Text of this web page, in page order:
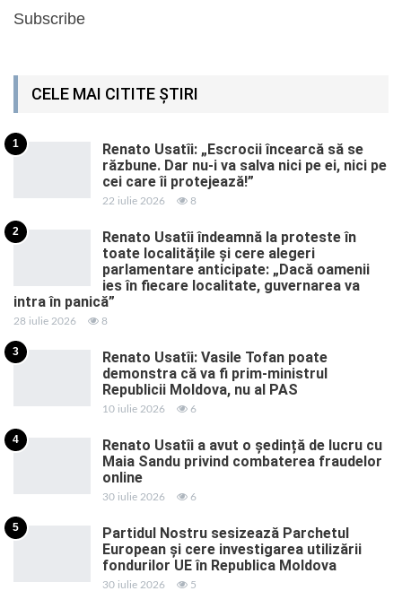
Subscribe
CELE MAI CITITE ȘTIRI
1
Renato Usatîi: „Escrocii încearcă să se
răzbune. Dar nu-i va salva nici pe ei, nici pe
cei care îi protejează!”
22 iulie 2026 8
2
Renato Usatîi îndeamnă la proteste în
toate localitățile și cere alegeri
parlamentare anticipate: „Dacă oamenii
ies în fiecare localitate, guvernarea va
intra în panică”
28 iulie 2026 8
3
Renato Usatîi: Vasile Tofan poate
demonstra că va fi prim-ministrul
Republicii Moldova, nu al PAS
10 iulie 2026 6
4
Renato Usatîi a avut o ședință de lucru cu
Maia Sandu privind combaterea fraudelor
online
30 iulie 2026 6
5
Partidul Nostru sesizează Parchetul
European și cere investigarea utilizării
fondurilor UE în Republica Moldova
30 iulie 2026 5